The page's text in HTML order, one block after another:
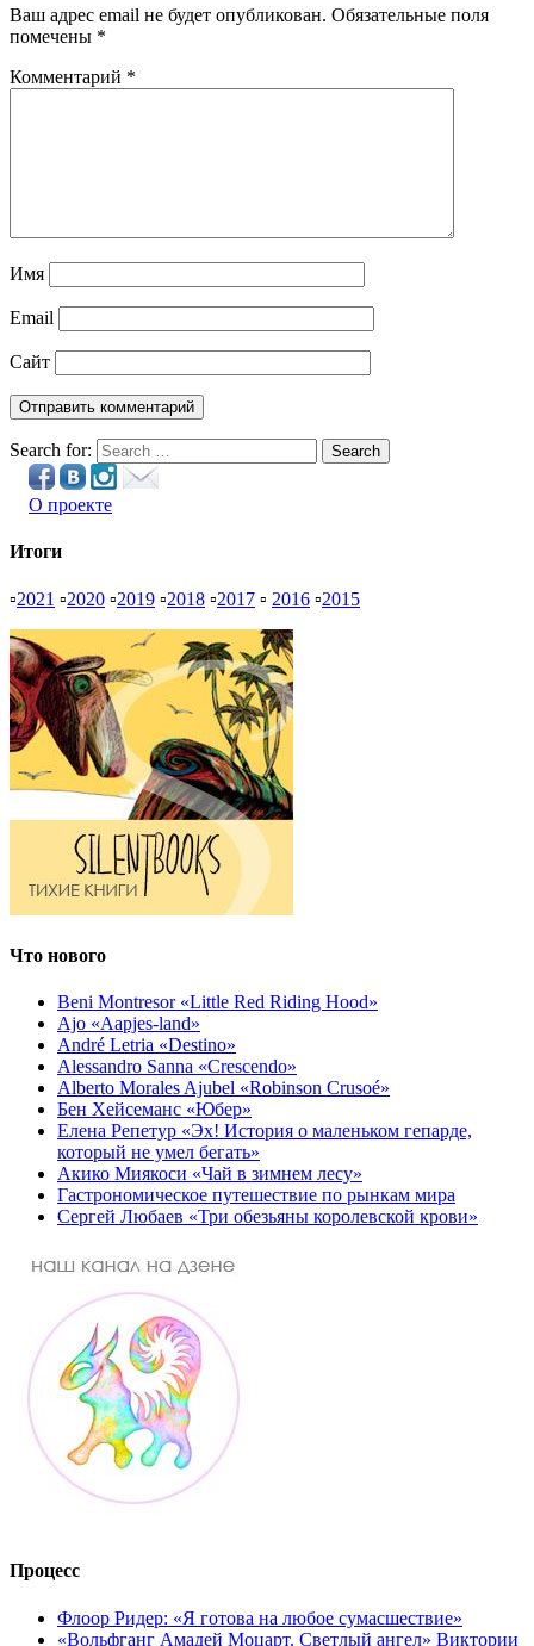
Ваш адрес email не будет опубликован. Обязательные поля
помечены *
Комментарий *
Имя
Email
Сайт
Search for: Search
О проекте
Итоги
▫2021 ▫2020 ▫2019 ▫2018 ▫2017 ▫ 2016 ▫2015
Что нового
Beni Montresor «Little Red Riding Hood»
Ajo «Aapjes-land»
André Letria «Destino»
Alessandro Sanna «Crescendo»
Alberto Morales Ajubel «Robinson Crusoé»
Бен Хейсеманс «Юбер»
Елена Репетур «Эх! История о маленьком гепарде,
который не умел бегать»
Акико Миякоси «Чай в зимнем лесу»
Гастрономическое путешествие по рынкам мира
Сергей Любаев «Три обезьяны королевской крови»
Процесс
Флоор Ридер: «Я готова на любое сумасшествие»
«Вольфганг Амадей Моцарт. Светлый ангел» Виктории